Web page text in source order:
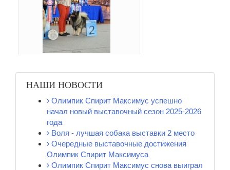
НАШИ НОВОСТИ
Олимпик Спирит Максимус успешно
начал новый выставочный сезон 2025-2026
года
Воля - лучшая собака выставки 2 место
Очередные выставочные достижения
Олимпик Спирит Максимуса
Олимпик Спирит Максимус снова выиграл